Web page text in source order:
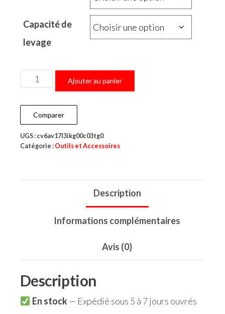
Capacité de
levage
Ajouter au panier
Comparer
UGS : cv6av17l3ikg00c03tg0
Catégorie : Outils et Accessoires
Description
Informations complémentaires
Avis (0)
Description
En stock— Expédié sous 5 à 7 jours ouvrés